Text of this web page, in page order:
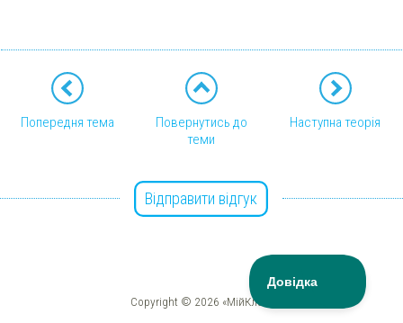
Попередня тема
Повернутись до
теми
Наступна теорія
Відправити відгук
Copyright © 2026 «МійКлас»